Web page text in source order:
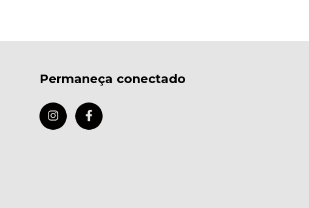
Permaneça conectado